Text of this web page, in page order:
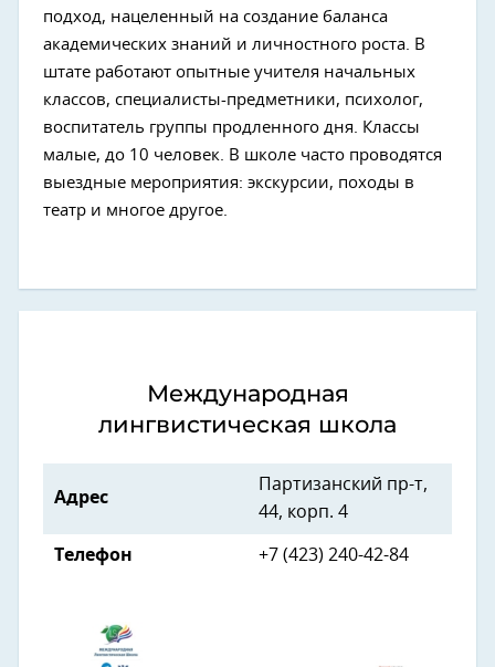
подход, нацеленный на создание баланса
академических знаний и личностного роста. В
штате работают опытные учителя начальных
классов, специалисты-предметники, психолог,
воспитатель группы продленного дня. Классы
малые, до 10 человек. В школе часто проводятся
выездные мероприятия: экскурсии, походы в
театр и многое другое.
Международная
лингвистическая школа
Адрес
Партизанский пр-т,
44, корп. 4
Телефон +7 (423) 240-42-84